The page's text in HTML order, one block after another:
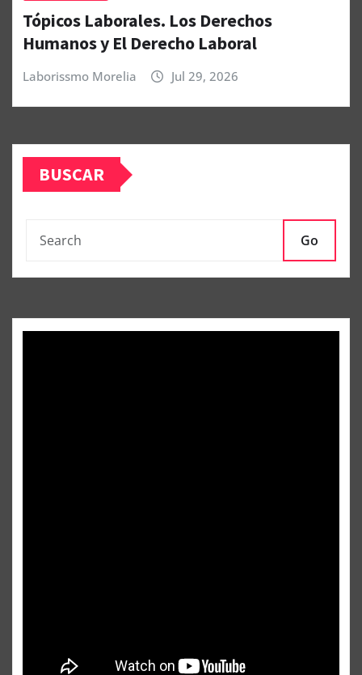
Tópicos Laborales. Los Derechos
Humanos y El Derecho Laboral
Laborissmo Morelia Jul 29, 2026
BUSCAR
Go